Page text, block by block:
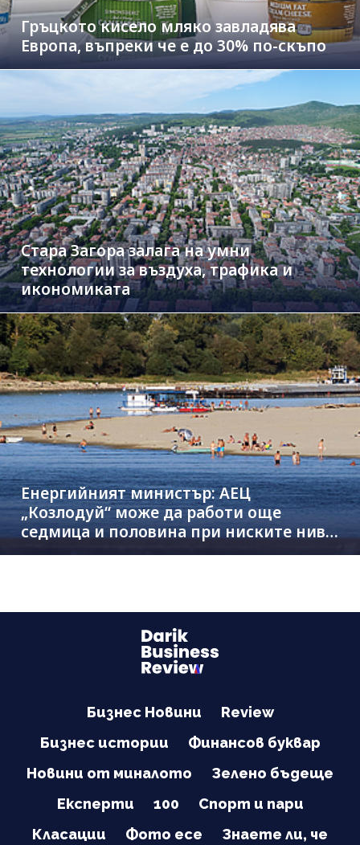
Гръцкото кисело мляко завладява
Европа, въпреки че е до 30% по-скъпо
Стара Загора залага на умни
технологии за въздуха, трафика и
икономиката
Енергийният министър: АЕЦ
„Козлодуй“ може да работи още
седмица и половина при ниските нива
на Дунав
Бизнес Новини
Review
Бизнес истории
Финансов буквар
Новини от миналото
Зелено бъдеще
Експерти
100
Спорт и пари
Класации
Фото есе Знаете ли, че